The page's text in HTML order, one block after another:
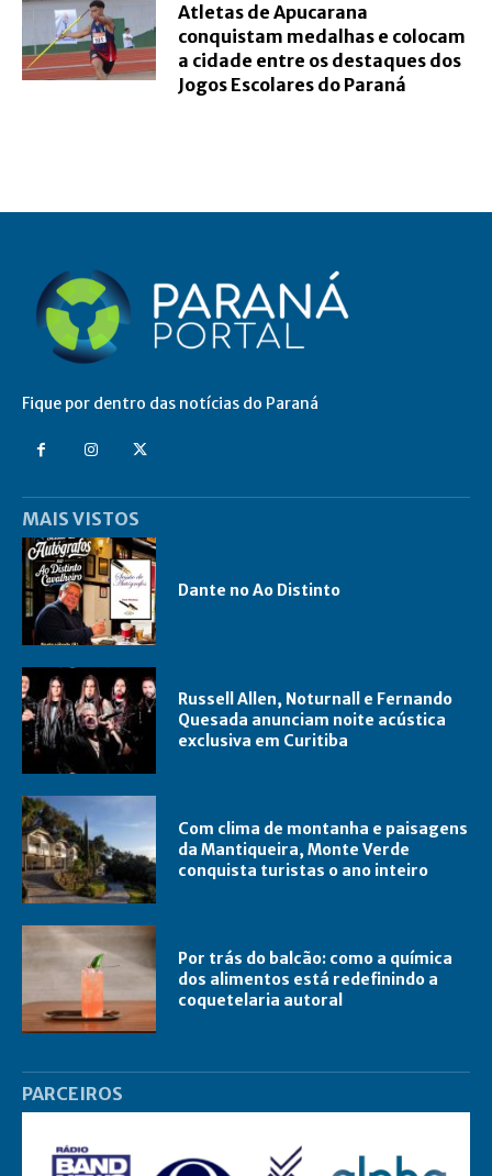
Atletas de Apucarana
conquistam medalhas e colocam
a cidade entre os destaques dos
Jogos Escolares do Paraná
Fique por dentro das notícias do Paraná
MAIS VISTOS
Dante no Ao Distinto
Russell Allen, Noturnall e Fernando
Quesada anunciam noite acústica
exclusiva em Curitiba
Com clima de montanha e paisagens
da Mantiqueira, Monte Verde
conquista turistas o ano inteiro
Por trás do balcão: como a química
dos alimentos está redefinindo a
coquetelaria autoral
PARCEIROS